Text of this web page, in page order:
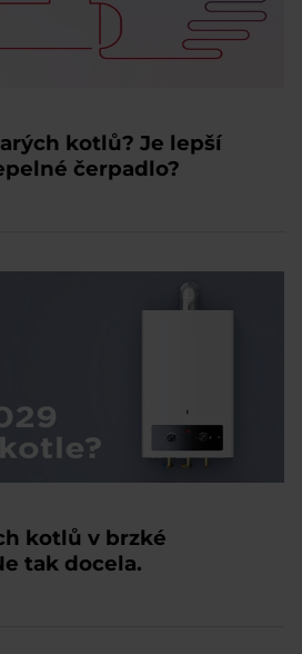
kotlů? Je lepší
čerpadlo?
kotlů v brzké
tak docela.